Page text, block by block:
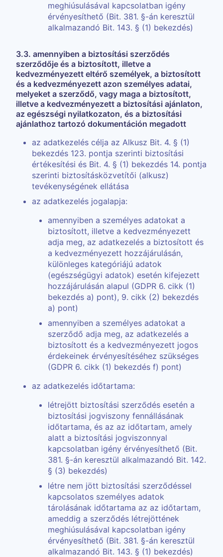
meghiúsulásával kapcsolatban igény
érvényesíthető (Bit. 381. §-án keresztül
alkalmazandó Bit. 143. § (1) bekezdés)
3.3. amennyiben a biztosítási szerződés
szerződője és a biztosított, illetve a
kedvezményezett eltérő személyek, a biztosított
és a kedvezményezett azon személyes adatai,
melyeket a szerződő, vagy maga a biztosított,
illetve a kedvezményezett a biztosítási ajánlaton,
az egészségi nyilatkozaton, és a biztosítási
ajánlathoz tartozó dokumentáción megadott
az adatkezelés célja az Alkusz Bit. 4. § (1)
bekezdés 123. pontja szerinti biztosítási
értékesítési és Bit. 4. § (1) bekezdés 14. pontja
szerinti biztosításközvetítői (alkusz)
tevékenységének ellátása
az adatkezelés jogalapja:
amennyiben a személyes adatokat a
biztosított, illetve a kedvezményezett
adja meg, az adatkezelés a biztosított és
a kedvezményezett hozzájárulásán,
különleges kategóriájú adatok
(egészségügyi adatok) esetén kifejezett
hozzájárulásán alapul (GDPR 6. cikk (1)
bekezdés a) pont), 9. cikk (2) bekezdés
a) pont)
amennyiben a személyes adatokat a
szerződő adja meg, az adatkezelés a
biztosított és a kedvezményezett jogos
érdekeinek érvényesítéséhez szükséges
(GDPR 6. cikk (1) bekezdés f) pont)
az adatkezelés időtartama:
létrejött biztosítási szerződés esetén a
biztosítási jogviszony fennállásának
időtartama, és az az időtartam, amely
alatt a biztosítási jogviszonnyal
kapcsolatban igény érvényesíthető (Bit.
381. §-án keresztül alkalmazandó Bit. 142.
§ (3) bekezdés)
létre nem jött biztosítási szerződéssel
kapcsolatos személyes adatok
tárolásának időtartama az az időtartam,
ameddig a szerződés létrejöttének
meghiúsulásával kapcsolatban igény
érvényesíthető (Bit. 381. §-án keresztül
alkalmazandó Bit. 143. § (1) bekezdés)